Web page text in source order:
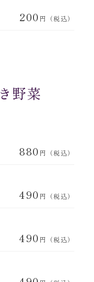
200 円（税込）
野菜
880 円（税込）
490 円（税込）
490 円（税込）